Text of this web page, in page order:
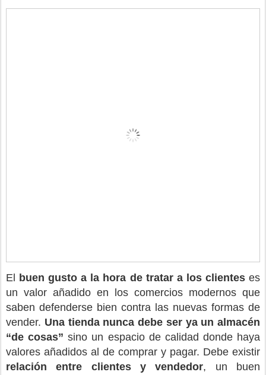
El buen gusto a la hora de tratar a los clienteses
un valor añadido en los comercios modernos que
saben defenderse bien contra las nuevas formas de
vender. Una tienda nunca debe ser ya un almacén
“de cosas” sino un espacio de calidad donde haya
valores añadidos al de comprar y pagar. Debe existir
relación entre clientes y vendedor, un buen